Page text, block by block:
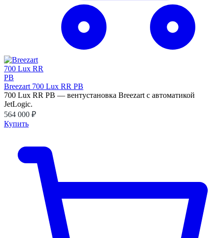
Breezart 700 Lux RR PB
700 Lux RR PB — вентустановка Breezart с автоматикой
JetLogic.
564 000 ₽
Купить